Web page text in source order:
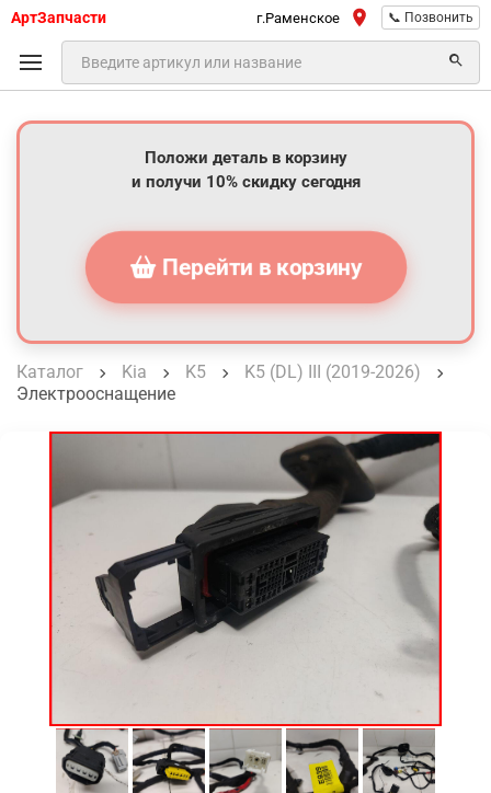
АртЗапчасти г.Раменское 📞 Позвонить
Положи деталь в корзину
и получи 10% скидку сегодня
Перейти в корзину
Каталог Kia K5
K5 (DL) III (2019-2026)
Электрооснащение